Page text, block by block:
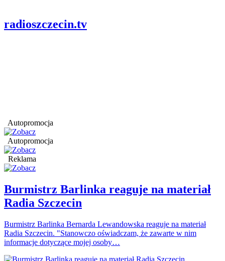
radioszczecin.tv
Autopromocja
Autopromocja
Reklama
Burmistrz Barlinka reaguje na materiał
Radia Szczecin
Burmistrz Barlinka Bernarda Lewandowska reaguje na materiał
Radia Szczecin. "Stanowczo oświadczam, że zawarte w nim
informacje dotyczące mojej osoby…